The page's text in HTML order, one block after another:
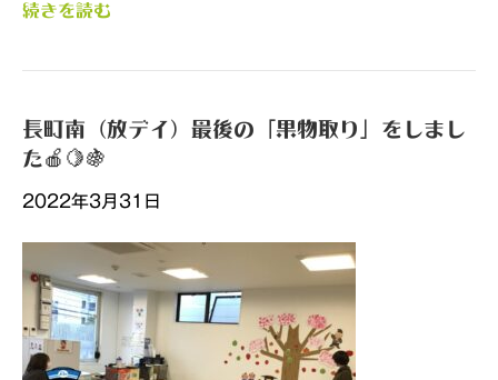
続きを読む
長町南（放デイ）最後の「果物取り」をしまし
た🍎🍋🍇
2022年3月31日